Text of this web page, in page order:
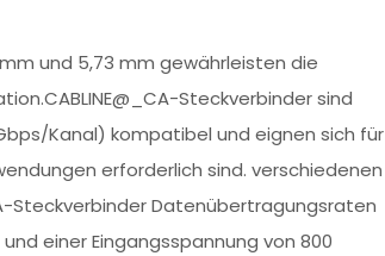
und 5,73 mm gewährleisten die
Steckverbinder sind
Kanal) kompatibel und eignen sich für
erforderlich sind. verschiedenen
Steckverbinder Datenübertragungsraten
einer Eingangsspannung von 800